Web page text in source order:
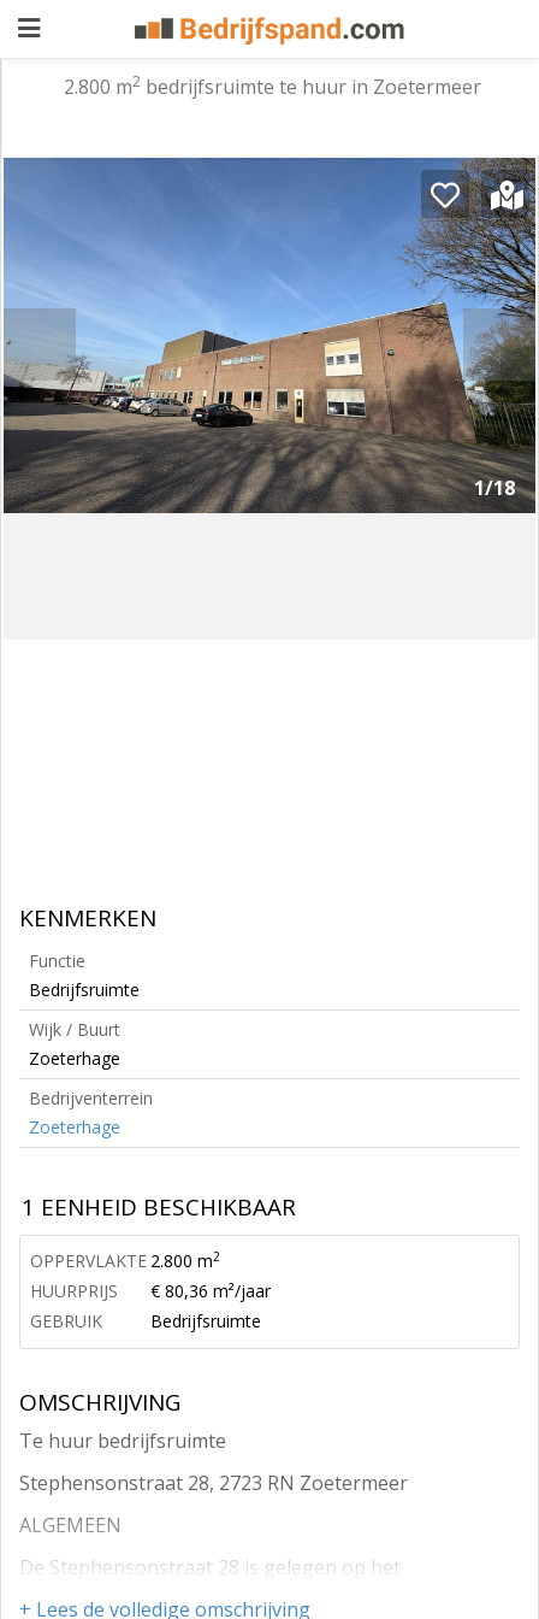
Waarom
adverteren
Premium
adverteren
Blog
Registreren
Login
2.800 m2bedrijfsruimte te huur in Zoetermeer
1/18
KENMERKEN
Functie
Bedrijfsruimte
Wijk / Buurt
Zoeterhage
Bedrijventerrein
Zoeterhage
1 EENHEID BESCHIKBAAR
OPPERVLAKTE 2.800 m2
HUURPRIJS
€ 80,36 m²/jaar
GEBRUIK
Bedrijfsruimte
OMSCHRIJVING
Te huur bedrijfsruimte
Stephensonstraat 28, 2723 RN Zoetermeer
ALGEMEEN
De Stephensonstraat 28 is gelegen op het
bedrijventerrein Zoeterhage. Dit terrein is het op één
+ Lees de volledige omschrijving